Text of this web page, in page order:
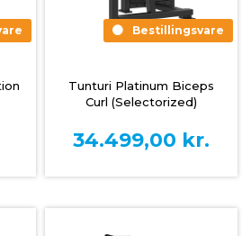
Bestillingsvare
Tunturi Platinum Biceps
Curl (Selectorized)
34.499,00 kr.